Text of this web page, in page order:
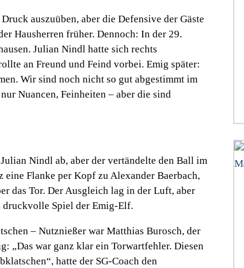
auszuüben, aber die Defensive der Gäste
Hausherren früher. Dennoch: In der 29.
Julian Nindl hatte sich rechts
an Freund und Feind vorbei. Emig später:
Wir sind noch nicht so gut abgestimmt im
Nuancen, Feinheiten – aber die sind
Nindl ab, aber der vertändelte den Ball im
Flanke per Kopf zu Alexander Baerbach,
das Tor. Der Ausgleich lag in der Luft, aber
druckvolle Spiel der Emig-Elf.
– Nutznießer war Matthias Burosch, der
„Das war ganz klar ein Torwartfehler. Diesen
hatte der SG-Coach den